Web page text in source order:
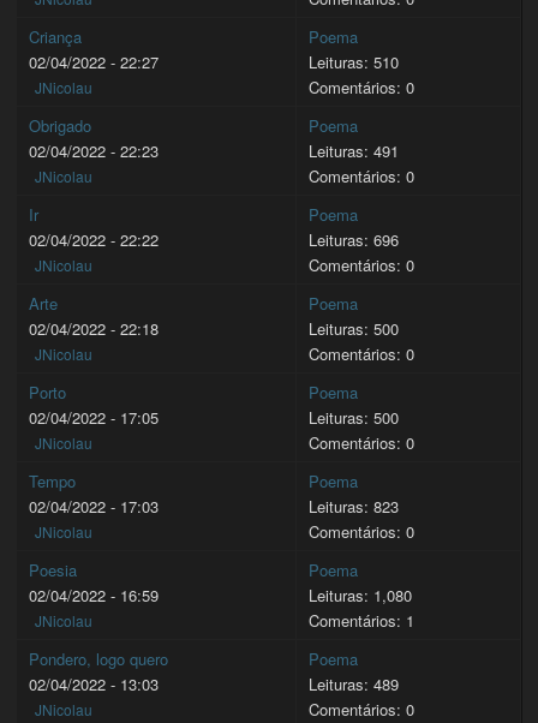
Criança
02/04/2022 - 22:27
JNicolau
Poema
Leituras: 510
Comentários: 0
Obrigado
02/04/2022 - 22:23
JNicolau
Poema
Leituras: 491
Comentários: 0
Ir
02/04/2022 - 22:22
JNicolau
Poema
Leituras: 696
Comentários: 0
Arte
02/04/2022 - 22:18
JNicolau
Poema
Leituras: 500
Comentários: 0
Porto
02/04/2022 - 17:05
JNicolau
Poema
Leituras: 500
Comentários: 0
Tempo
02/04/2022 - 17:03
JNicolau
Poema
Leituras: 823
Comentários: 0
Poesia
02/04/2022 - 16:59
JNicolau
Poema
Leituras: 1,080
Comentários: 1
Pondero, logo quero
02/04/2022 - 13:03
JNicolau
Poema
Leituras: 489
Comentários: 0